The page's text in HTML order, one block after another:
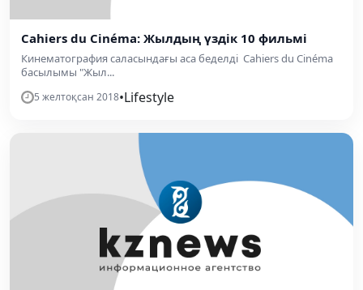
Cahiers du Cinéma: Жылдың үздік 10 фильмі
Кинематография саласындағы аса беделді Cahiers du Cinéma
басылымы "Жыл...
5 желтоқсан 2018•Lifestyle